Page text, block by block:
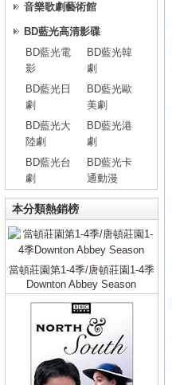
音樂歌劇藝術館
BD藍光高清影碟
BD藍光電
影
BD藍光韓
劇
BD藍光日
劇
BD藍光歐
美劇
BD藍光大
陸劇
BD藍光港
劇
BD藍光台
劇
BD藍光卡
通動漫
本分類熱銷榜
當頓莊園第1-4季/唐頓莊園1-4季
Downton Abbey Season